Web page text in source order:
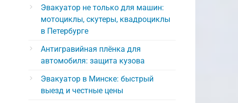
Эвакуатор не только для машин:
мотоциклы, скутеры, квадроциклы
в Петербурге
Антигравийная плёнка для
автомобиля: защита кузова
Эвакуатор в Минске: быстрый
выезд и честные цены